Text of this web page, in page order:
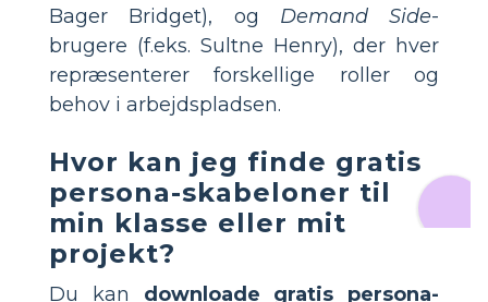
Bager Bridget), og Demand Side-
brugere (f.eks. Sultne Henry), der hver
repræsenterer forskellige roller og
behov i arbejdspladsen.
Hvor kan jeg finde gratis
persona-skabeloner til
min klasse eller mit
projekt?
Du kan downloade gratis persona-